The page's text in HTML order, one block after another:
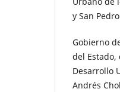
y San
Gobierno
del
Desarrollo
Andrés